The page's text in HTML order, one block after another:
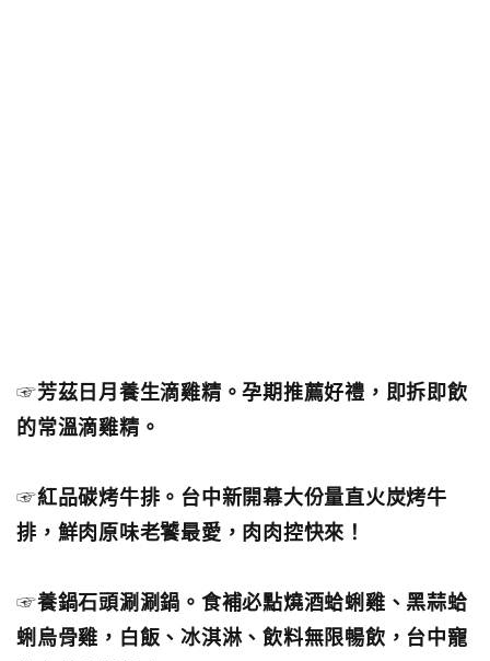
☞芳茲日月養生滴雞精。孕期推薦好禮，即拆即飲
的常溫滴雞精。
☞紅品碳烤牛排。台中新開幕大份量直火炭烤牛
排，鮮肉原味老饕最愛，肉肉控快來！
☞養鍋石頭涮涮鍋。食補必點燒酒蛤蜊雞、黑蒜蛤
蜊烏骨雞，白飯、冰淇淋、飲料無限暢飲，台中寵